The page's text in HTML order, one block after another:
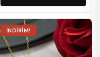
İNDIRIM!